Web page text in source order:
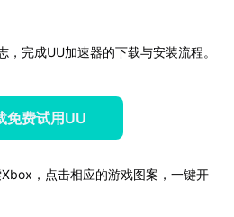
完成UU加速器的下载与安装流程。
免费试用UU
，点击相应的游戏图案，一键开